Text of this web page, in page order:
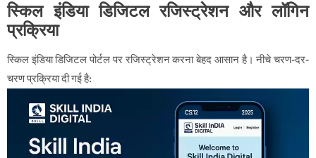
स्किल इंडिया डिजिटल रजिस्ट्रेशन और लॉगिन
प्रक्रिया
स्किल इंडिया डिजिटल पोर्टल पर रजिस्ट्रेशन करना बेहद आसान है। नीचे चरण-दर-
चरण प्रक्रिया दी गई है: